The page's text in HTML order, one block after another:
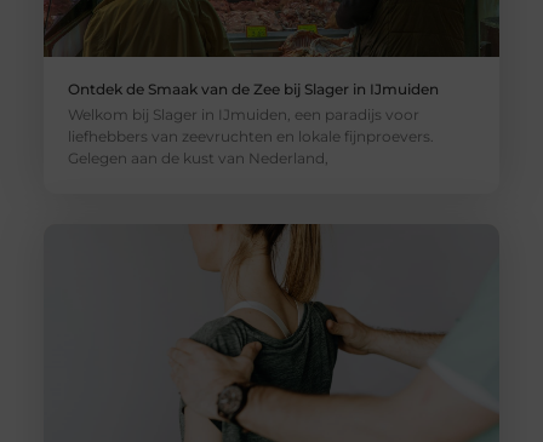
Ontdek de Smaak van de Zee bij Slager in IJmuiden
Welkom bij Slager in IJmuiden, een paradijs voor
liefhebbers van zeevruchten en lokale fijnproevers.
Gelegen aan de kust van Nederland,